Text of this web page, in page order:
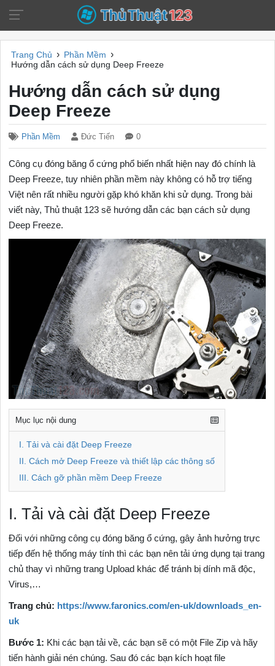
Trang Chủ › Phần Mềm ›
Hướng dẫn cách sử dụng Deep Freeze
Hướng dẫn cách sử dụng
Deep Freeze
Phần Mềm Đức Tiến 0
Công cụ đóng băng ổ cứng phổ biến nhất hiện nay đó chính là
Deep Freeze, tuy nhiên phần mềm này không có hỗ trợ tiếng
Việt nên rất nhiều người gặp khó khăn khi sử dụng. Trong bài
viết này, Thủ thuật 123 sẽ hướng dẫn các bạn cách sử dụng
Deep Freeze.
Mục lục nội dung
I. Tải và cài đặt Deep Freeze
II. Cách mở Deep Freeze và thiết lập các thông số
III. Cách gỡ phần mềm Deep Freeze
I. Tải và cài đặt Deep Freeze
Đối với những công cụ đóng băng ổ cứng, gây ảnh hưởng trực
tiếp đến hệ thống máy tính thì các bạn nên tải ứng dụng tại trang
chủ thay vì những trang Upload khác để tránh bị dính mã độc,
Virus,…
Trang chủ: https://www.faronics.com/en-uk/downloads_en-
uk
Bước 1: Khi các bạn tải về, các bạn sẽ có một File Zip và hãy
tiến hành giải nén chúng. Sau đó các bạn kích hoạt file